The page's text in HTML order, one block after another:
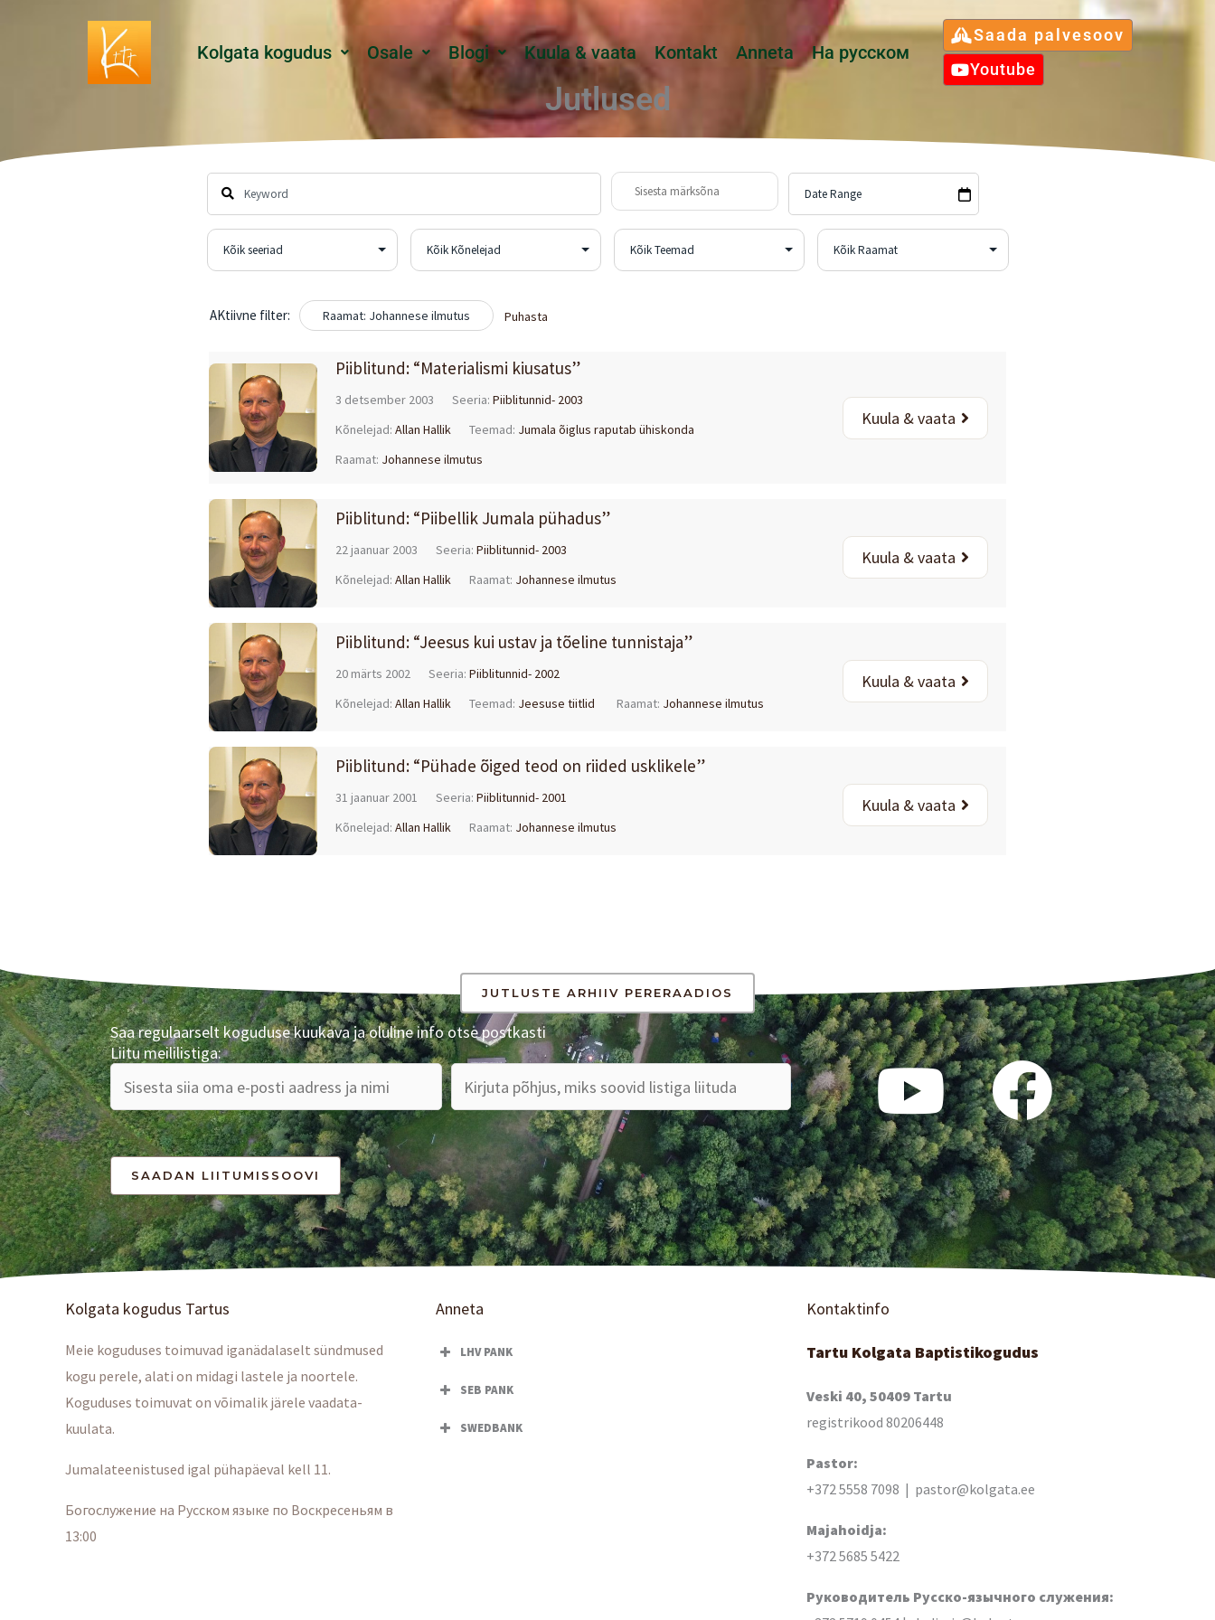
Kolgata kogudus Osale Blogi Kuula & vaata Kontakt Anneta Hа русском
Youtube
Saada palvesoov
Jutlused
AKtiivne filter: Raamat: Johannese ilmutus Puhasta
Piiblitund: “Materialismi kiusatus”
3 detsember 2003 Seeria: Piiblitunnid- 2003
Kõnelejad: Allan Hallik Teemad: Jumala õiglus raputab ühiskonda
Raamat: Johannese ilmutus
Kuula & vaata
Piiblitund: “Piibellik Jumala pühadus”
22 jaanuar 2003 Seeria: Piiblitunnid- 2003
Kõnelejad: Allan Hallik Raamat: Johannese ilmutus
Kuula & vaata
Piiblitund: “Jeesus kui ustav ja tõeline tunnistaja”
20 märts 2002 Seeria: Piiblitunnid- 2002
Kõnelejad: Allan Hallik Teemad: Jeesuse tiitlid Raamat: Johannese ilmutus
Kuula & vaata
Piiblitund: “Pühade õiged teod on riided usklikele”
31 jaanuar 2001 Seeria: Piiblitunnid- 2001
Kõnelejad: Allan Hallik Raamat: Johannese ilmutus
Kuula & vaata
JUTLUSTE ARHIIV PERERAADIOS
Saa regulaarselt koguduse kuukava ja oluline info otse postkasti
Liitu meililistiga:
Kolgata kogudus Tartus
Meie koguduses toimuvad iganädalaselt sündmused
kogu perele, alati on midagi lastele ja noortele.
Koguduses toimuvat on võimalik järele vaadata-
kuulata.
Jumalateenistused igal pühapäeval kell 11.
Богослужение на Русском языке по Воскресеньям в
13:00
Anneta
LHV PANK
SEB PANK
SWEDBANK
Kontaktinfo
Tartu Kolgata Baptistikogudus
Veski 40, 50409 Tartu
registrikood 80206448
Pastor:
+372 5558 7098 | pastor@kolgata.ee
Majahoidja:
+372 5685 5422
Руководитель Русско-язычного служения: